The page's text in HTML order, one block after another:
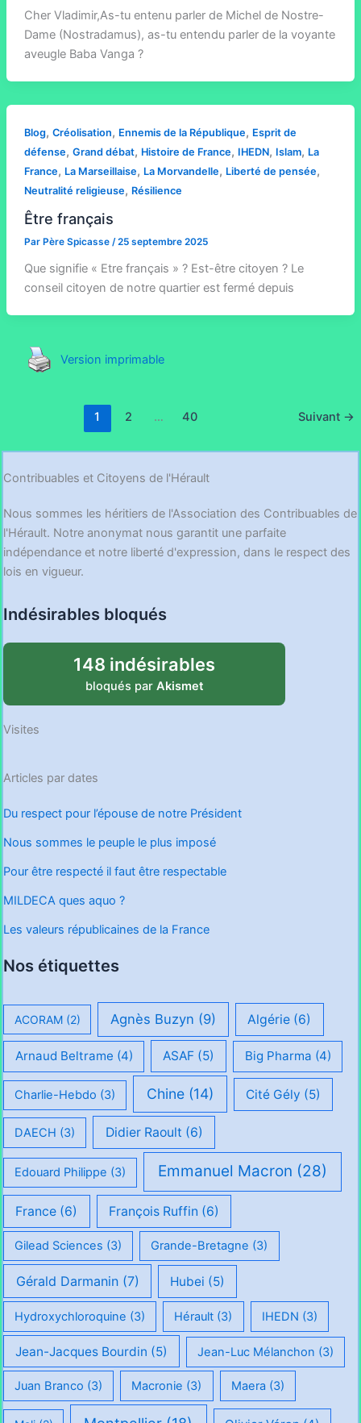
Cher Vladimir,As-tu entenu parler de Michel de Nostre-
Dame (Nostradamus), as-tu entendu parler de la voyante
aveugle Baba Vanga ?
Blog, Créolisation, Ennemis de la République, Esprit de
défense, Grand débat, Histoire de France, IHEDN, Islam, La
France, La Marseillaise, La Morvandelle, Liberté de pensée,
Neutralité religieuse, Résilience
Être français
Par Père Spicasse /25 septembre 2025
Que signifie « Etre français » ? Est-être citoyen ? Le
conseil citoyen de notre quartier est fermé depuis
Version imprimable
1 2 … 40 Suivant →
Contribuables et Citoyens de l'Hérault
Nous sommes les héritiers de l'Association des Contribuables de
l'Hérault. Notre anonymat nous garantit une parfaite
indépendance et notre liberté d'expression, dans le respect des
lois en vigueur.
Indésirables bloqués
148 indésirables
bloqués par Akismet
Visites
Articles par dates
Du respect pour l’épouse de notre Président
Nous sommes le peuple le plus imposé
Pour être respecté il faut être respectable
MILDECA ques aquo ?
Les valeurs républicaines de la France
Nos étiquettes
ACORAM(2) Agnès Buzyn (9) Algérie (6)
Arnaud Beltrame (4) ASAF (5) Big Pharma (4)
Charlie-Hebdo (3) Chine (14) Cité Gély (5)
DAECH (3) Didier Raoult (6)
Edouard Philippe (3) Emmanuel Macron (28)
France (6) François Ruffin (6)
Gilead Sciences (3) Grande-Bretagne (3)
Gérald Darmanin(7) Hubei (5)
Hydroxychloroquine (3) Hérault (3) IHEDN (3)
Jean-Jacques Bourdin (5) Jean-Luc Mélanchon (3)
Juan Branco (3) Macronie (3) Maera (3)